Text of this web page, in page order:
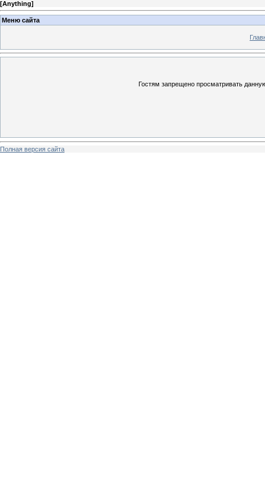
[Anything]
Меню сайта
Гостям запрещено просматривать
Полная версия сайта